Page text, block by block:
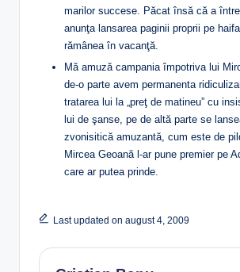
marilor succese. Păcat însă că a
anunţa lansarea paginii proprii pe
rămânea în vacanţă.
Mă amuză campania împotriva lui
de-o parte avem permanenta
tratarea lui la „preţ de matineu” cu
lui de şanse, pe de altă parte se
zvonisitică amuzantă, cum este de
Mircea Geoană l-ar pune premier pe
care ar putea prinde.
Last updated on august 4, 2009